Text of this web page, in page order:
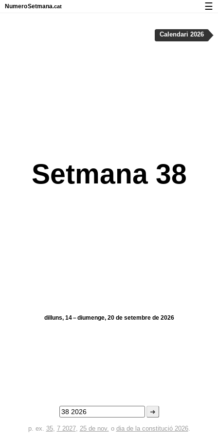
Setmana 38
dilluns, 14 – diumenge, 20 de setembre de 2026
➜
p. ex. 35, 7 2027, 25 de nov. o dia de la constitució 2026.
Calendari 2026
NumeroSetmana.cat ☰